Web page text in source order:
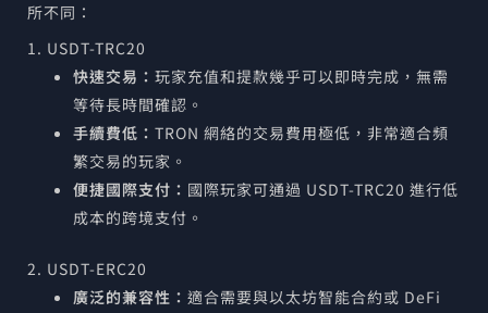
所不同：
1. USDT-TRC20
快速交易： 玩家充值和提款幾乎可以即時完成，無需
等待長時間確認。
手續費低： TRON 網絡的交易費用極低，非常適合頻
繁交易的玩家。
便捷國際支付： 國際玩家可通過 USDT-TRC20 進行低
成本的跨境支付。
2. USDT-ERC20
廣泛的兼容性： 適合需要與以太坊智能合約或 DeFi